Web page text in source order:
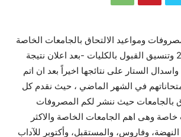
ومواعيد الالتحاق بالجامعات الخاصة
فى مصر 2015/2016 وتنسيق القبول بالكليات -بعد اعلان نتيجة
الثانوية العامة 2015 واسدال الستار على نتائجها اخيراً بعد ان اتم
في الشهر الماضي ، حيث نقدم كل
بالجامعات حيث ننشر لكم المصروفات
جامعات خاصة وهى اهم الجامعات الخاصة والاكثر
وفاروس، والمستقبل، وأكتوبر للآداب